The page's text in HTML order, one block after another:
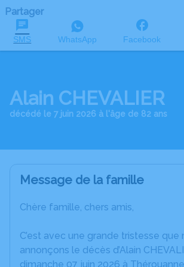
Partager
SMS WhatsApp Facebook
Alain CHEVALIER
décédé le 7 juin 2026 à l'âge de 82 ans
Message de la famille
Chère famille, chers amis,
C’est avec une grande tristesse que
annonçons le décès d’Alain
dimanche 07 juin 2026 à